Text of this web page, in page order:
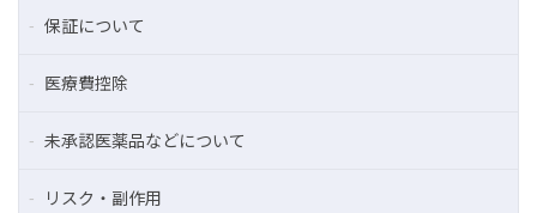
保証について
医療費控除
未承認医薬品などについて
リスク・副作用